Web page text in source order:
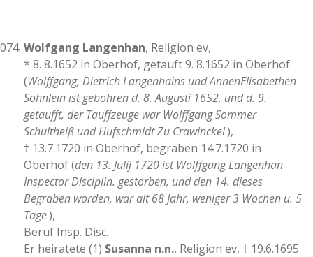
Wolfgang Langenhan, Religion ev,
* 8. 8.1652 in Oberhof, getauft 9. 8.1652 in Oberhof
(Wolffgang, Dietrich Langenhains und AnnenElisabethen
Söhnlein ist gebohren d. 8. Augusti 1652, und d. 9.
getaufft, der Tauffzeuge war Wolffgang Sommer
Schultheiß und Hufschmidt Zu Crawinckel.),
† 13.7.1720 in Oberhof, begraben 14.7.1720 in
Oberhof (den 13. Julij 1720 ist Wolffgang Langenhan
Inspector Disciplin. gestorben, und den 14. dieses
Begraben worden, war alt 68 Jahr, weniger 3 Wochen u. 5
Tage.),
Beruf Insp. Disc.
Er heiratete (1) Susanna n.n., Religion ev, † 19.6.1695